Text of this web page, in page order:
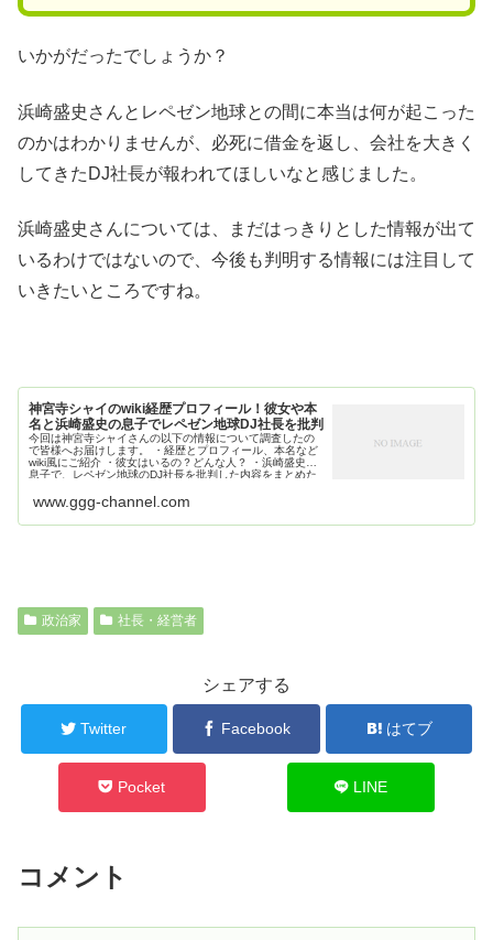
いかがだったでしょうか？
浜崎盛史さんとレペゼン地球との間に本当は何が起こった
のかはわかりませんが、必死に借金を返し、会社を大きく
してきたDJ社長が報われてほしいなと感じました。
浜崎盛史さんについては、まだはっきりとした情報が出て
いるわけではないので、今後も判明する情報には注目して
いきたいところですね。
神宮寺シャイのwiki経歴プロフィール！彼女や本
名と浜崎盛史の息子でレペゼン地球DJ社長を批判
今回は神宮寺シャイさんの以下の情報について調査したの
で皆様へお届けします。 ・経歴とプロフィール、本名など
wiki風にご紹介 ・彼女はいるの？どんな人？ ・浜崎盛史の
息子で、レペゼン地球のDJ社長を批判した内容をまとめた
www.ggg-channel.com
政治家 社長・経営者
シェアする
Twitter Facebook はてブ
Pocket LINE
コメント